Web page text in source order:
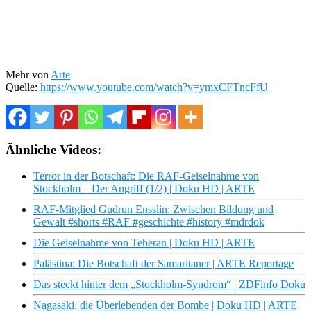
Mehr von Arte
Quelle: https://www.youtube.com/watch?v=ymxCFTncFfU
Ähnliche Videos:
Terror in der Botschaft: Die RAF-Geiselnahme von
Stockholm – Der Angriff (1/2) | Doku HD | ARTE
RAF-Mitglied Gudrun Ensslin: Zwischen Bildung und
Gewalt #shorts #RAF #geschichte #history #mdrdok
Die Geiselnahme von Teheran | Doku HD | ARTE
Palästina: Die Botschaft der Samaritaner | ARTE Reportage
Das steckt hinter dem „Stockholm-Syndrom“ | ZDFinfo Doku
Nagasaki, die Überlebenden der Bombe | Doku HD | ARTE